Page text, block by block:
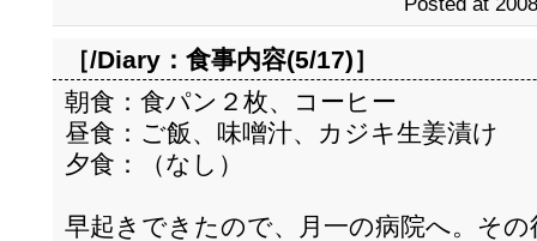
［/Diary： 食事内容(5/17)］
朝食：食パン２枚、コーヒー
昼食：ご飯、味噌汁、カジキ生姜漬け
夕食：（なし）
早起きできたので、月一の病院へ。その